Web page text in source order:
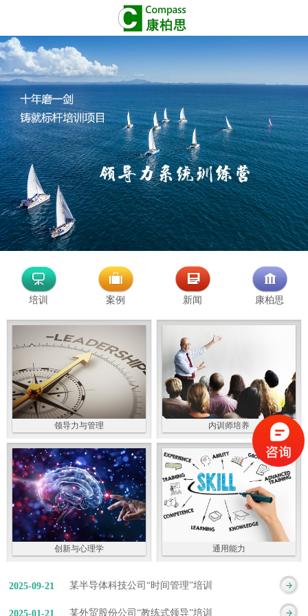
培训 案例 新闻 康柏思
领导力与管理 内训师培养
创新与心理学 通用能力
某半导体科技公司“时间管理”培训
2025-09-21
某外贸股份公司“教练式领导”培训
2025-01-21